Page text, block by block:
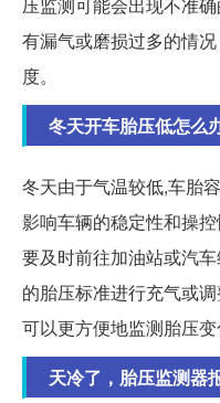
有漏气或磨损过多的情
度。
冬天开车胎压低怎么
冬天由于气温较低,车胎
影响车辆的稳定性和操
要及时前往加油站或汽
的胎压标准进行充气或
可以更方便地监测胎压变
天冷了，胎压监测器